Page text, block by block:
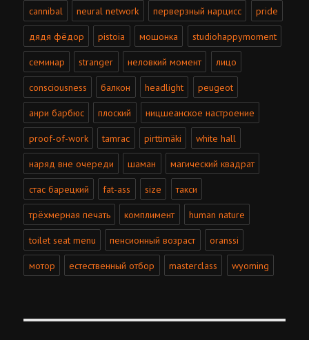
cannibal neural network перверзный нарцисс pride
дядя фёдор pistoia мошонка studiohappymoment
семинар stranger неловкий момент лицо
consciousness балкон headlight peugeot
анри барбюс плоский ницшеанское настроение
proof-of-work tamrac pirttimäki white hall
наряд вне очереди шаман магический квадрат
стас барецкий fat-ass size такси
трёхмерная печать комплимент human nature
toilet seat menu пенсионный возраст oranssi
мотор естественный отбор masterclass wyoming